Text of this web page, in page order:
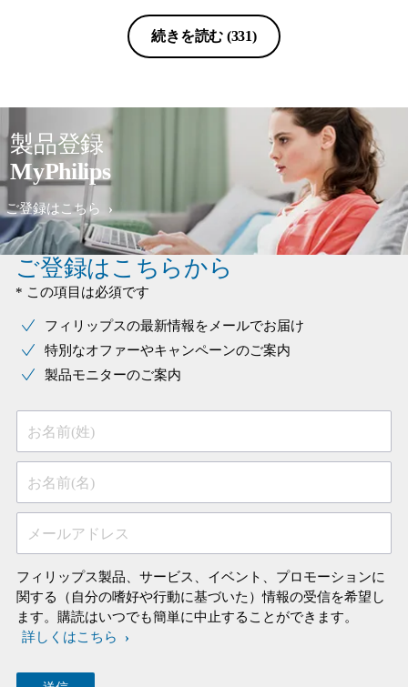
続きを読む (331)
製品登録
MyPhilips
ご登録はこちら
ご登録はこちらから
* この項目は必須です
フィリップスの最新情報をメールでお届け
特別なオファーやキャンペーンのご案内
製品モニターのご案内
お名前(姓)
お名前(名)
メールアドレス
フィリップス製品、サービス、イベント、プロモーションに
関する（自分の嗜好や行動に基づいた）情報の受信を希望し
ます。購読はいつでも簡単に中止することができます。
詳しくはこちら